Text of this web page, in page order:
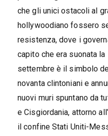
che gli unici ostacoli al
hollywoodiano fossero
resistenza, dove i
capito che era suonata la
settembre è il simbolo
novanta clintoniani e
nuovi muri spuntano da
e Cisgiordania, attorno
il confine Stati Uniti-